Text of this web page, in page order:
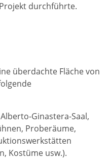
durchführte.
überdachte Fläche von
Ginastera-Saal,
Proberäume,
Kostüme usw.).